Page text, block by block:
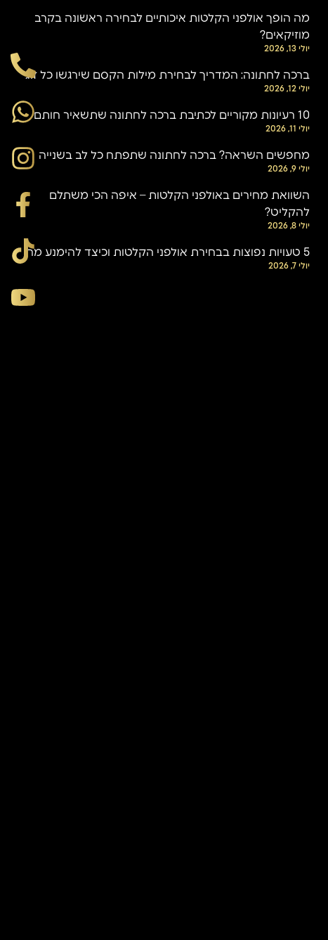
מה הופך אולפני הקלטות איכותיים לבחירה ראשונה בקרב
מוזיקאים?
יולי 13, 2026
ברכה לחתונה: המדריך לבחירת מילות הקסם שירגשו כל זוג
יולי 12, 2026
10 רעיונות מקוריים לכתיבת ברכה לחתונה שתשאיר חותם
יולי 11, 2026
מחפשים השראה? ברכה לחתונה שתפתח כל לב בשנייה
יולי 9, 2026
השוואת מחירים באולפני הקלטות – איפה הכי משתלם
להקליט?
יולי 8, 2026
5 טעויות נפוצות בבחירת אולפני הקלטות וכיצד להימנע מהן
יולי 7, 2026